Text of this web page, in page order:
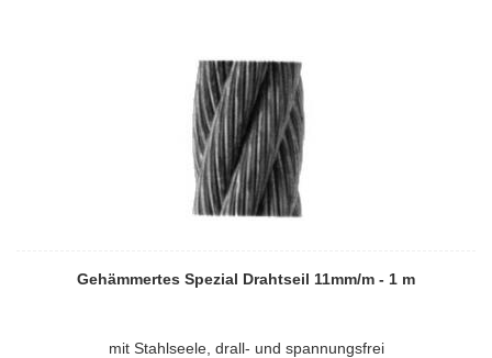
Gehämmertes Spezial Drahtseil 11mm/m - 1 m
mit Stahlseele, drall- und spannungsfrei